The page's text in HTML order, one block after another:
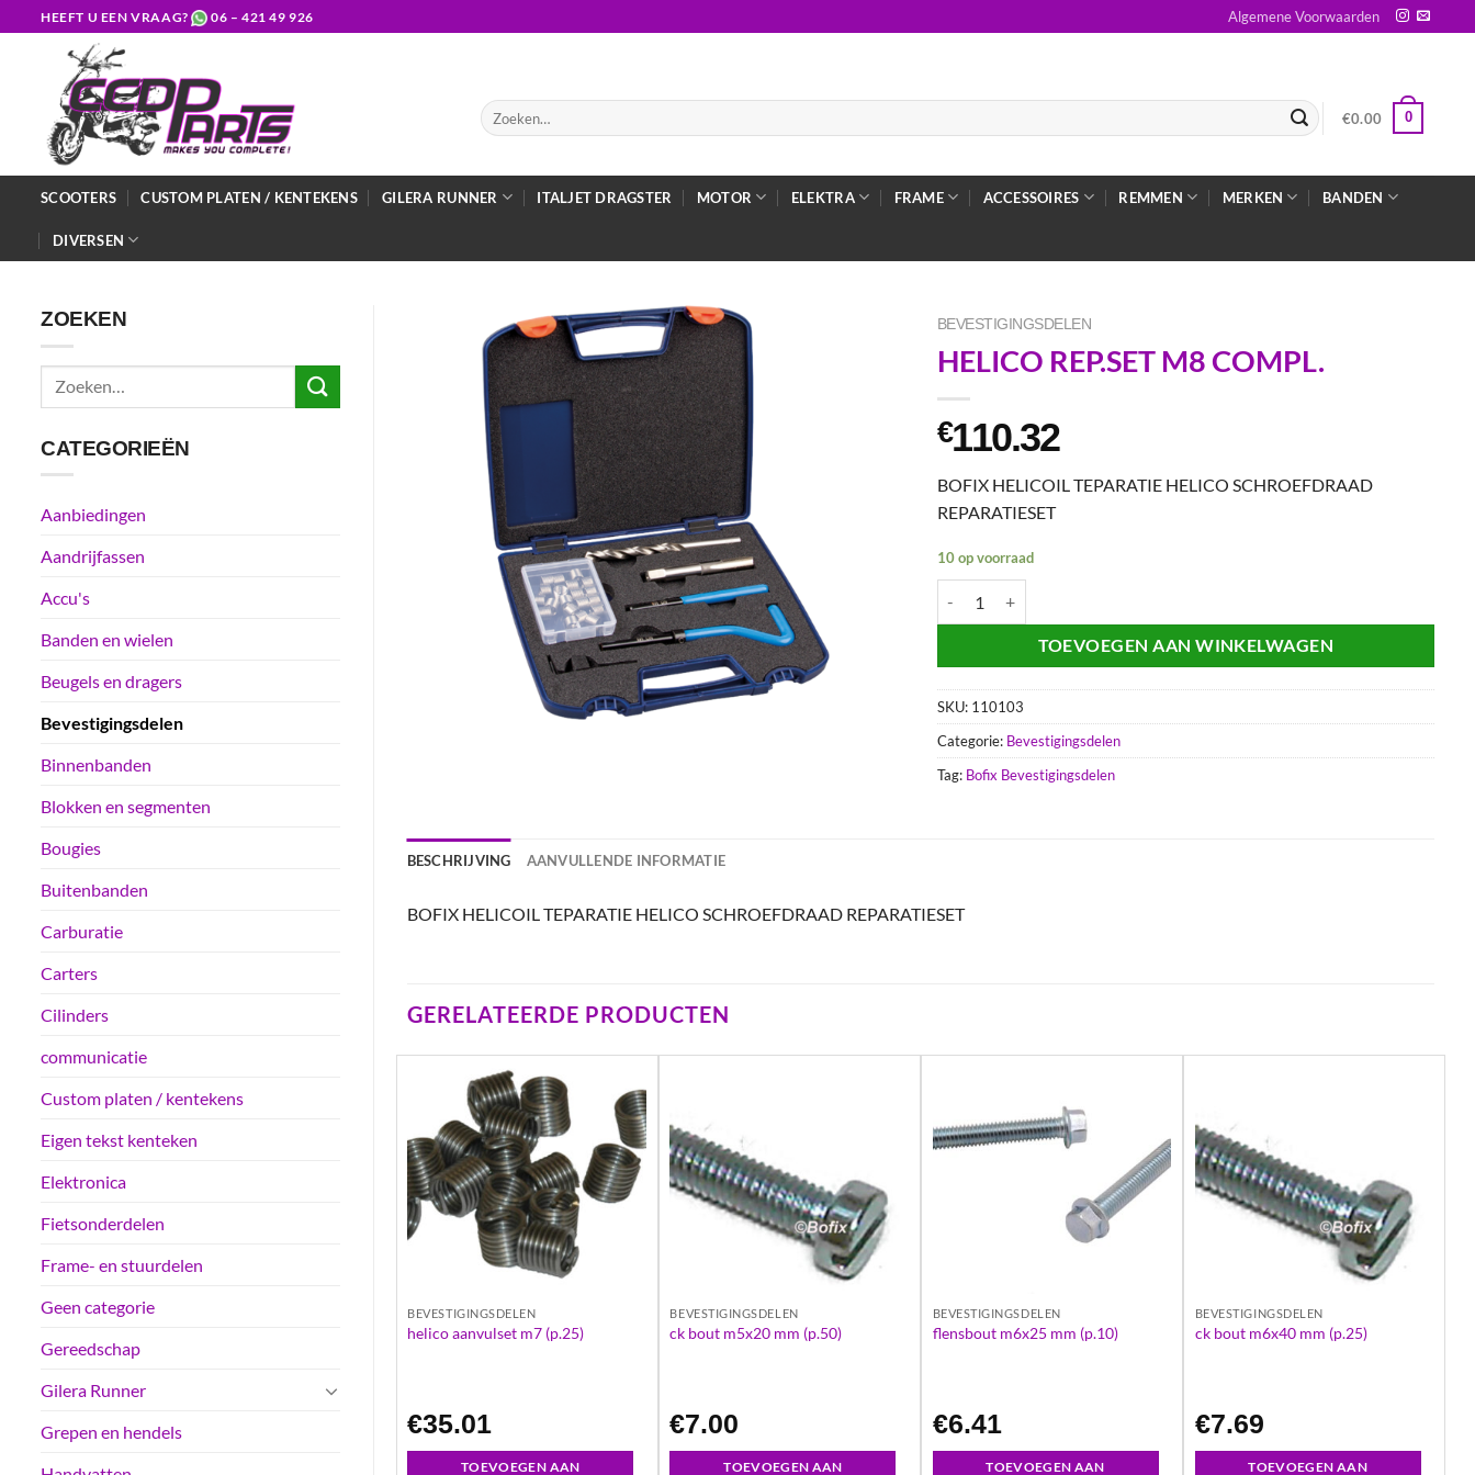
naar
HEEFT U EEN VRAAG? 06 – 421 49 926 Algemene Voorwaarden
Zoeken
naar:
€0.00 0
SCOOTERS CUSTOM PLATEN / KENTEKENS GILERA RUNNER ITALJET DRAGSTER MOTOR ELEKTRA FRAME ACCESSOIRES REMMEN MERKEN BANDEN
DIVERSEN
ZOEKEN
Zoeken
CATEGORIEËN
Aanbiedingen
Aandrijfassen
Accu's
Banden en wielen
Beugels en dragers
Bevestigingsdelen
Binnenbanden
Blokken en segmenten
Bougies
Buitenbanden
Carburatie
Carters
Cilinders
communicatie
Custom platen / kentekens
Eigen tekst kenteken
Elektronica
Fietsonderdelen
Frame- en stuurdelen
Geen categorie
Gereedschap
Gilera Runner
Grepen en hendels
BEVESTIGINGSDELEN
HELICO REP.SET M8 COMPL.
€110.32
BOFIX HELICOIL TEPARATIE HELICO SCHROEFDRAAD
REPARATIESET
10 op voorraad
TOEVOEGEN AAN WINKELWAGEN
SKU: 110103
Categorie: Bevestigingsdelen
Tag: Bofix Bevestigingsdelen
BESCHRIJVING AANVULLENDE INFORMATIE
BOFIX HELICOIL TEPARATIE HELICO SCHROEFDRAAD REPARATIESET
GERELATEERDE PRODUCTEN
BEVESTIGINGSDELEN
helico aanvulset m7 (p.25)
€35.01
TOEVOEGEN AAN
BEVESTIGINGSDELEN
ck bout m5x20 mm (p.50)
€7.00
TOEVOEGEN AAN
BEVESTIGINGSDELEN
flensbout m6x25 mm (p.10)
€6.41
TOEVOEGEN AAN
BEVESTIGINGSDELEN
ck bout m6x40 mm (p.25)
€7.69
TOEVOEGEN AAN
AAN
BEVESTIGINGSDELEN
€1.53